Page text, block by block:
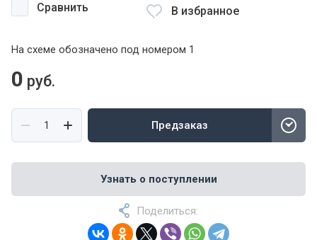
Сравнить В избранное
На схеме обозначено под номером 1
0 руб.
Предзаказ
Узнать о поступлении
Поделиться: